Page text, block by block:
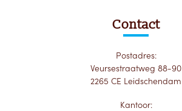
Contact
Postadres:
Veursestraatweg 88-90
2265 CE Leidschendam
Kantoor: